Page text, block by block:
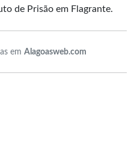
de Prisão em Flagrante.
em Alagoasweb.com